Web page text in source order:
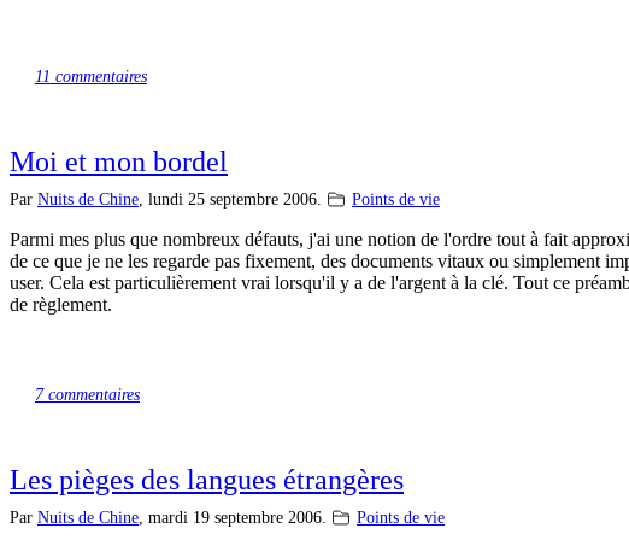
11 commentaires
Moi et mon bordel
Par Nuits de Chine, lundi 25 septembre 2006. Points de vie
Parmi mes plus que nombreux défauts, j'ai une notion de l'ordre tout à fait
de ce que je ne les regarde pas fixement, des documents vitaux ou simplement
user. Cela est particulièrement vrai lorsqu'il y a de l'argent à la clé. Tout ce
de règlement.
7 commentaires
Les pièges des langues étrangères
Par Nuits de Chine, mardi 19 septembre 2006. Points de vie